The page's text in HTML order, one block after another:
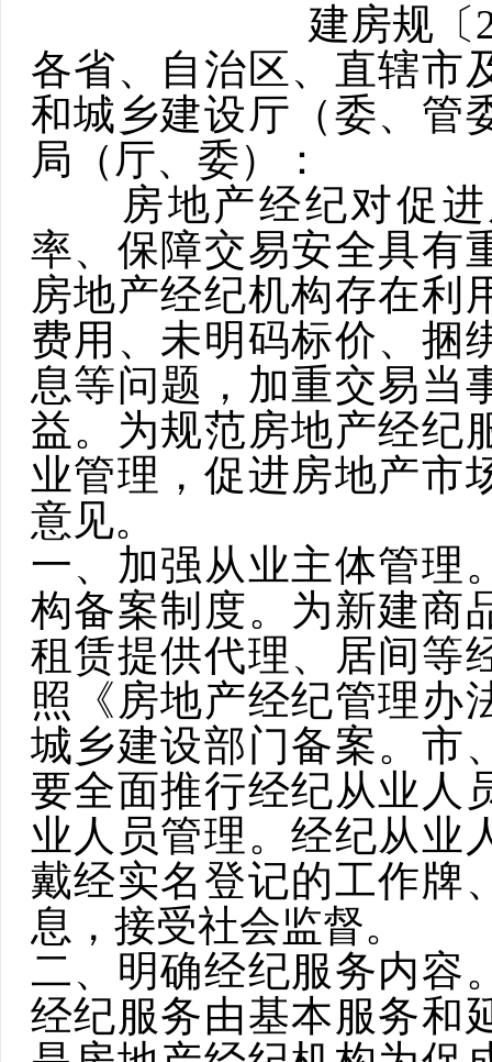
建房规〔
各省、自治区、直辖市
和城乡建设厅（委、管
局（厅、委）：
房地产经纪对促进
率、保障交易安全具有
房地产经纪机构存在利
费用、未明码标价、捆
息等问题，加重交易当
益。为规范房地产经纪
业管理，促进房地产市
意见。
一、加强从业主体管理
构备案制度。为新建商
租赁提供代理、居间等
照《房地产经纪管理办
城乡建设部门备案。市
要全面推行经纪从业人
业人员管理。经纪从业
戴经实名登记的工作牌
息，接受社会监督。
二、明确经纪服务内容
经纪服务由基本服务和